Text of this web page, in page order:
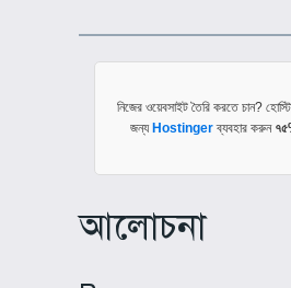
নিজের ওয়েবসাইট তৈরি করতে চান?
জন্যHostingerব্যবহার করুন
আলোচনা